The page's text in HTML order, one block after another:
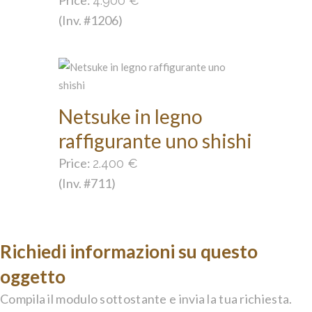
(Inv. #1206)
Netsuke in legno
raffigurante uno shishi
Price: 2.400 €
(Inv. #711)
Richiedi informazioni su questo
oggetto
Compila il modulo sottostante e invia la tua richiesta.